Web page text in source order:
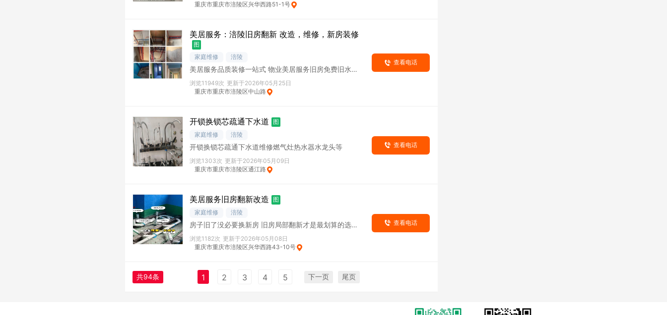
重庆市重庆市涪陵区兴华西路51-1号
美居服务：涪陵旧房翻新 改造，维修，新房装修
图
家庭维修
涪陵
美居服务品质装修一站式 物业美居服务旧房免费旧水、
电路、防
浏览11949次 更新于2026年05月25日
重庆市重庆市涪陵区中山路
查看电话
开锁换锁芯疏通下水道
图
家庭维修
涪陵
开锁换锁芯疏通下水道维修燃气灶热水器水龙头等
浏览1303次 更新于2026年05月09日
重庆市重庆市涪陵区通江路
查看电话
美居服务旧房翻新改造
图
家庭维修
涪陵
房子旧了没必要换新房 旧房局部翻新才是最划算的选择
不用大拆大建省去高额成本居住不受影响 专注旧房翻
浏览1182次 更新于2026年05月08日
重庆市重庆市涪陵区兴华西路43-10号
查看电话
共94条 1 2 3 4 5 下一页 尾页